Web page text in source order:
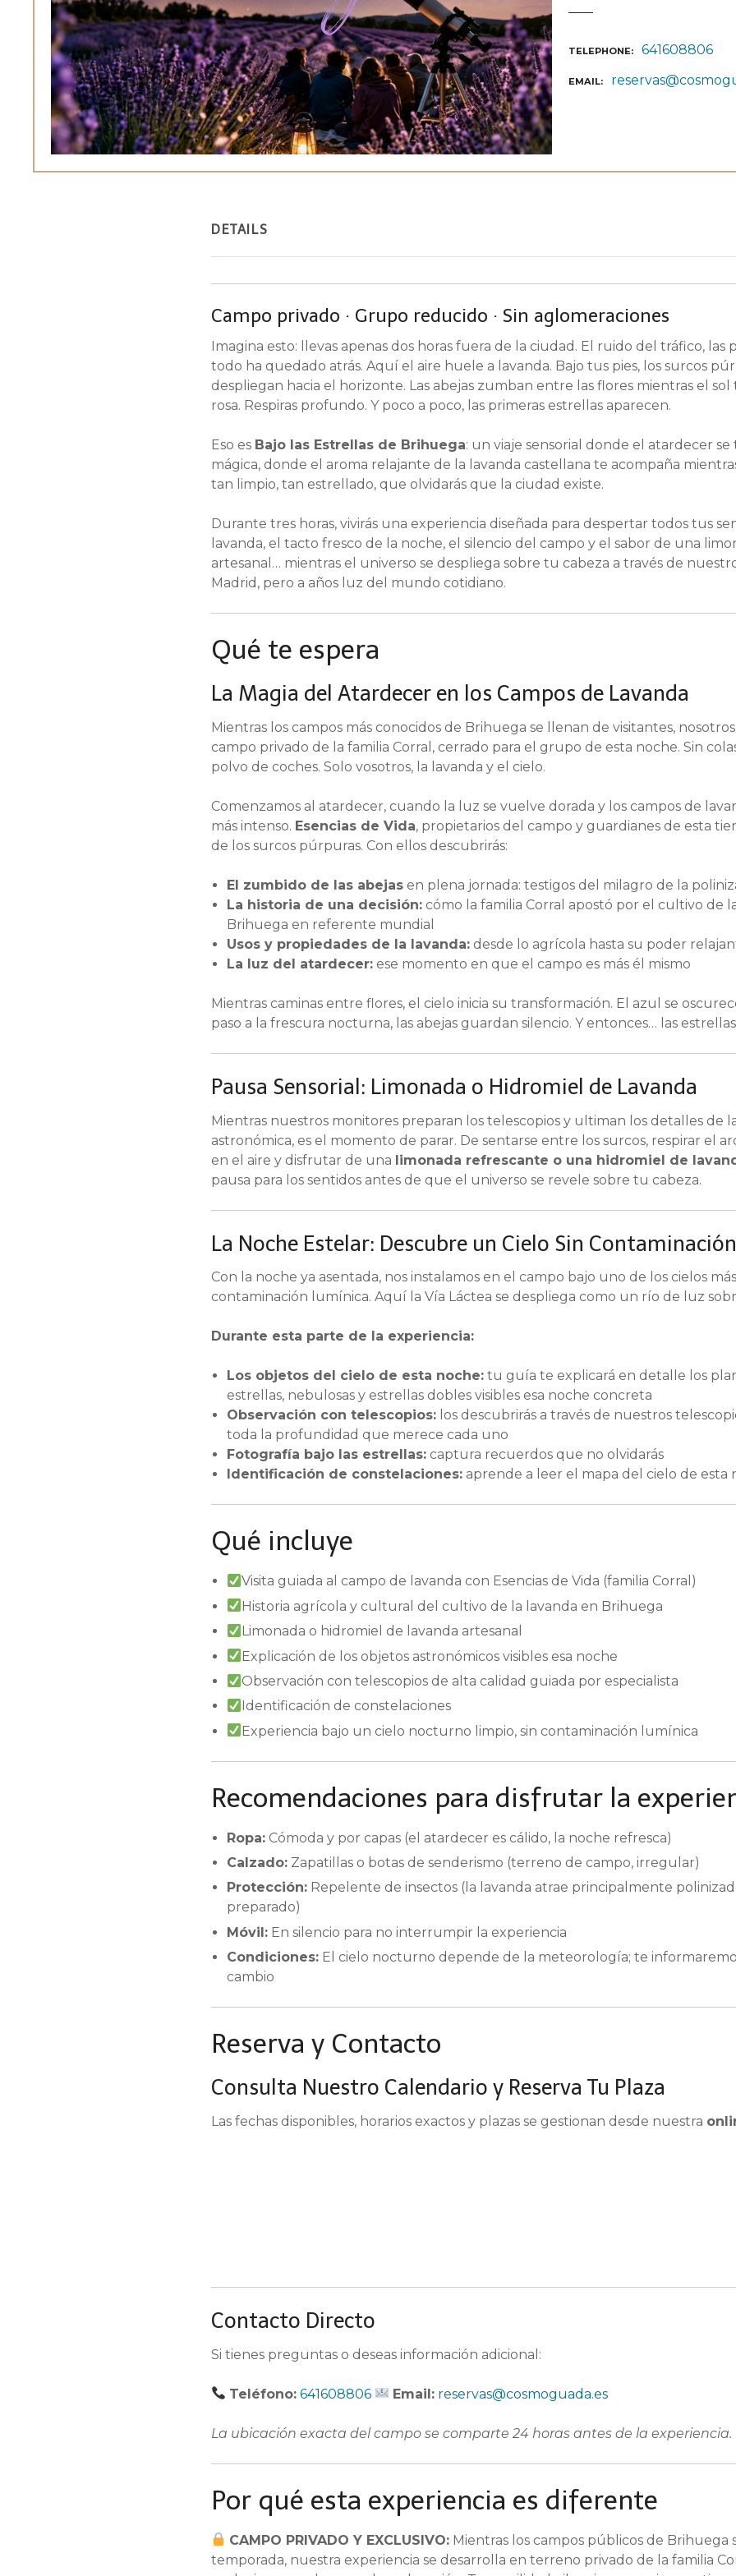
TELEPHONE 641608806
EMAIL
DETAILS
Campo privado · Grupo reducido · Sin aglomeraciones
Imagina esto: llevas apenas dos horas fuera de la ciudad. El ruido del tráfico, las
todo ha quedado atrás. Aquí el aire huele a lavanda. Bajo tus pies, los surcos
despliegan hacia el horizonte. Las abejas zumban entre las flores mientras el
rosa. Respiras profundo. Y poco a poco, las primeras estrellas aparecen.
Eso es Bajo las Estrellas de Brihuega: un viaje sensorial donde el atardecer
mágica, donde el aroma relajante de la lavanda castellana te acompaña
tan limpio, tan estrellado, que olvidarás que la ciudad existe.
Durante tres horas, vivirás una experiencia diseñada para despertar todos tus
lavanda, el tacto fresco de la noche, el silencio del campo y el sabor de una
artesanal… mientras el universo se despliega sobre tu cabeza a través de
Madrid, pero a años luz del mundo cotidiano.
Qué te espera
La Magia del Atardecer en los Campos de Lavanda
Mientras los campos más conocidos de Brihuega se llenan de visitantes,
campo privado de la familia Corral, cerrado para el grupo de esta noche. Sin
polvo de coches. Solo vosotros, la lavanda y el cielo.
Comenzamos al atardecer, cuando la luz se vuelve dorada y los campos de
más intenso. Esencias de Vida, propietarios del campo y guardianes de esta
de los surcos púrpuras. Con ellos descubrirás:
El zumbido de las abejas en plena jornada: testigos del milagro de la
La historia de una decisión: cómo la familia Corral apostó por el cultivo de
Brihuega en referente mundial
Usos y propiedades de la lavanda: desde lo agrícola hasta su poder
La luz del atardecer: ese momento en que el campo es más él mismo
Mientras caminas entre flores, el cielo inicia su transformación. El azul se
paso a la frescura nocturna, las abejas guardan silencio. Y entonces… las
Pausa Sensorial: Limonada o Hidromiel de Lavanda
Mientras nuestros monitores preparan los telescopios y ultiman los detalles de
astronómica, es el momento de parar. De sentarse entre los surcos, respirar el
en el aire y disfrutar de una limonada refrescante o una hidromiel de
pausa para los sentidos antes de que el universo se revele sobre tu cabeza.
La Noche Estelar: Descubre un Cielo Sin
Con la noche ya asentada, nos instalamos en el campo bajo uno de los cielos
contaminación lumínica. Aquí la Vía Láctea se despliega como un río de luz
Durante esta parte de la experiencia:
Los objetos del cielo de esta noche: tu guía te explicará en detalle los
estrellas, nebulosas y estrellas dobles visibles esa noche concreta
Observación con telescopios: los descubrirás a través de nuestros
toda la profundidad que merece cada uno
Fotografía bajo las estrellas: captura recuerdos que no olvidarás
Identificación de constelaciones: aprende a leer el mapa del cielo de esta
Qué incluye
Visita guiada al campo de lavanda con Esencias de Vida (familia Corral)
Historia agrícola y cultural del cultivo de la lavanda en Brihuega
Limonada o hidromiel de lavanda artesanal
Explicación de los objetos astronómicos visibles esa noche
Observación con telescopios de alta calidad guiada por especialista
Identificación de constelaciones
Experiencia bajo un cielo nocturno limpio, sin contaminación lumínica
Recomendaciones para disfrutar la
Ropa: Cómoda y por capas (el atardecer es cálido, la noche refresca)
Calzado: Zapatillas o botas de senderismo (terreno de campo, irregular)
Protección: Repelente de insectos (la lavanda atrae principalmente
preparado)
Móvil: En silencio para no interrumpir la experiencia
Condiciones: El cielo nocturno depende de la meteorología; te
cambio
Reserva y Contacto
Consulta Nuestro Calendario y Reserva Tu Plaza
Las fechas disponibles, horarios exactos y plazas se gestionan desde nuestra
Contacto Directo
Si tienes preguntas o deseas información adicional:
Teléfono: 641608806 Email: reservas@cosmoguada.es
La ubicación exacta del campo se comparte 24 horas antes de la experiencia.
Por qué esta experiencia es diferente
CAMPO PRIVADO Y EXCLUSIVO: Mientras los campos públicos de Brihuega
temporada, nuestra experiencia se desarrolla en terreno privado de la familia